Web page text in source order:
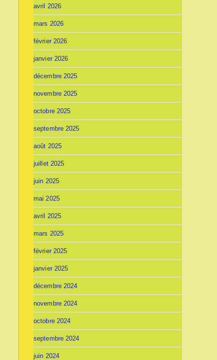
avril 2026
mars 2026
février 2026
janvier 2026
décembre 2025
novembre 2025
octobre 2025
septembre 2025
août 2025
juillet 2025
juin 2025
mai 2025
avril 2025
mars 2025
février 2025
janvier 2025
décembre 2024
novembre 2024
octobre 2024
septembre 2024
juin 2024